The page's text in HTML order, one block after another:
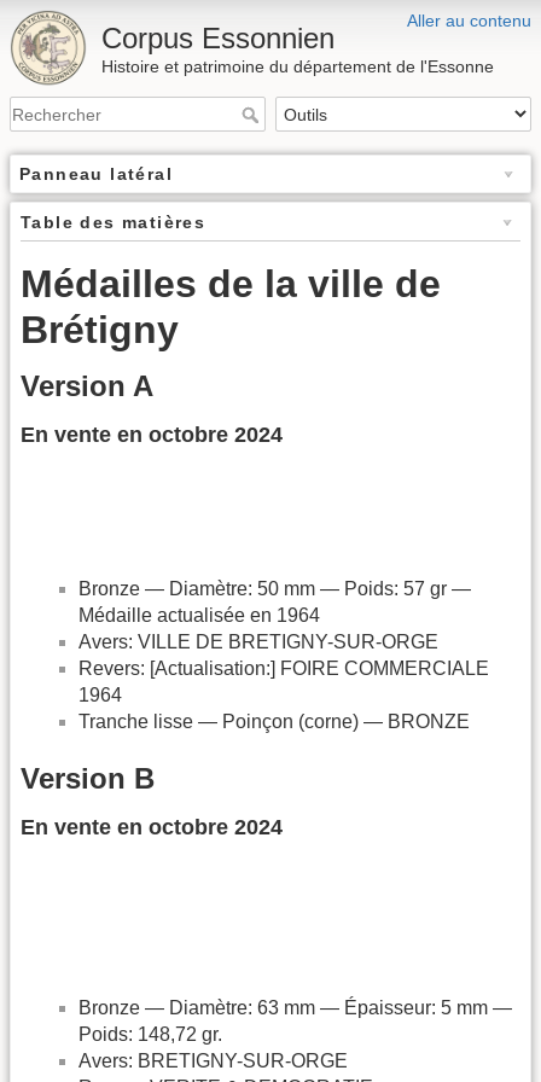
Aller au contenu
Corpus Essonnien
Histoire et patrimoine du département de l'Essonne
Panneau latéral
Table des matières
Médailles de la ville de
Brétigny
Version A
En vente en octobre 2024
Bronze — Diamètre: 50 mm — Poids: 57 gr —
Médaille actualisée en 1964
Avers: VILLE DE BRETIGNY-SUR-ORGE
Revers: [Actualisation:] FOIRE COMMERCIALE
1964
Tranche lisse — Poinçon (corne) — BRONZE
Version B
En vente en octobre 2024
Bronze — Diamètre: 63 mm — Épaisseur: 5 mm —
Poids: 148,72 gr.
Avers: BRETIGNY-SUR-ORGE